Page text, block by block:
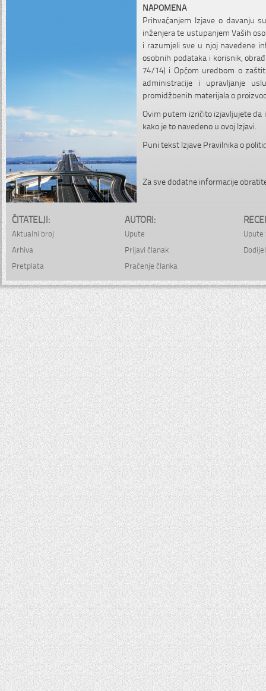
NAPOMENA
Prihvaćanjem Izjave o davanju
inženjera te ustupanjem Vaših
i razumjeli sve u njoj navedene
osobnih podataka i korisnik,
74/14) i Općom uredbom o
administracije i upravljanje
promidžbenih materijala o
Ovim putem izričito izjavljujete
kako je to navedeno u ovoj Izjavi.
Puni tekst Izjave Pravilnika o
Za sve dodatne informacije
ČITATELJI:
Aktualni broj
Arhiva
Pretplata
AUTORI:
Upute
Prijavi članak
Praćenje članka
Upute